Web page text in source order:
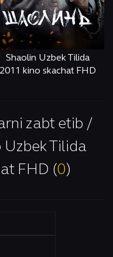
Shaolin Uzbek Tilida
2011 kino skachat FHD
zabt etib /
Tilida
FHD (0 )